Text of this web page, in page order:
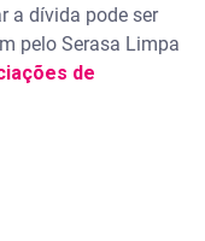
a dívida pode ser
pelo Serasa Limpa
de